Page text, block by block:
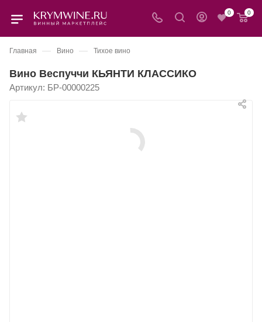
0 0
Главная — Вино — Тихое вино
Вино Веспуччи КЬЯНТИ КЛАССИКО
Артикул: БР-00000225